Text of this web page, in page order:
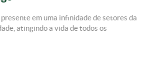
em uma infinidade de setores da
atingindo a vida de todos os